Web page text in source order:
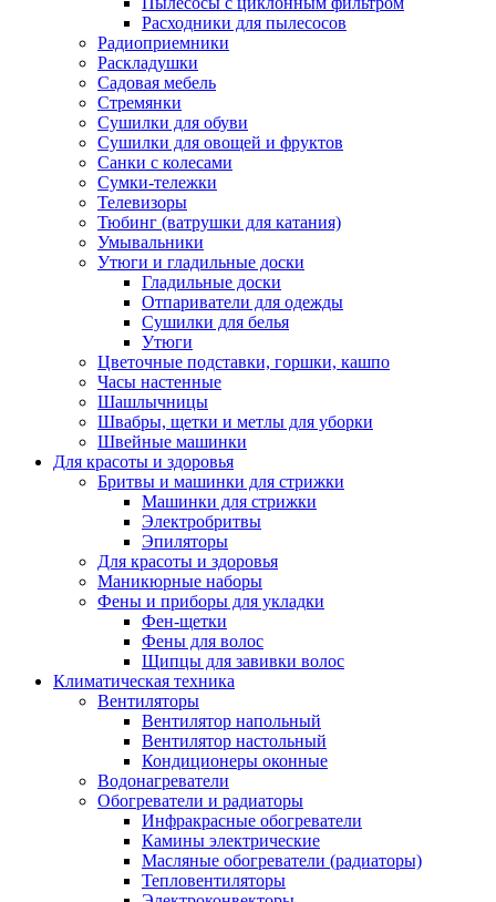
Расходники для пылесосов
Радиоприемники
Раскладушки
Садовая мебель
Стремянки
Сушилки для обуви
Сушилки для овощей и фруктов
Санки с колесами
Сумки-тележки
Телевизоры
Тюбинг (ватрушки для катания)
Умывальники
Утюги и гладильные доски
Гладильные доски
Отпариватели для одежды
Сушилки для белья
Утюги
Цветочные подставки, горшки, кашпо
Часы настенные
Шашлычницы
Швабры, щетки и метлы для уборки
Швейные машинки
Для красоты и здоровья
Бритвы и машинки для стрижки
Машинки для стрижки
Электробритвы
Эпиляторы
Для красоты и здоровья
Маникюрные наборы
Фены и приборы для укладки
Фен-щетки
Фены для волос
Щипцы для завивки волос
Климатическая техника
Вентиляторы
Вентилятор напольный
Вентилятор настольный
Кондиционеры оконные
Водонагреватели
Обогреватели и радиаторы
Инфракрасные обогреватели
Камины электрические
Масляные обогреватели (радиаторы)
Тепловентиляторы